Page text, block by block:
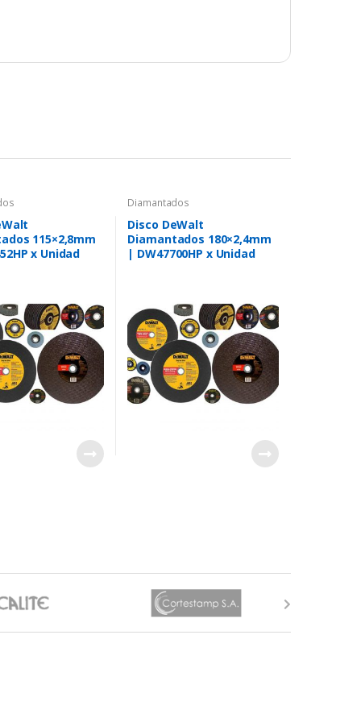
115×2,8mm
x Unidad
Diamantados
Disco DeWalt
Diamantados 180×2,4mm
| DW47700HP x Unidad